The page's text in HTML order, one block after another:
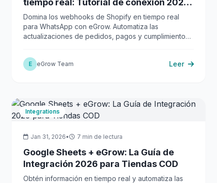
tiempo real: Tutorial de conexión 2026
para operaciones D2C
Domina los webhooks de Shopify en tiempo real
para WhatsApp con eGrow. Automatiza las
actualizaciones de pedidos, pagos y cumplimiento
E eGrow Team Leer
Integrations
Jan 31, 2026• 7 min de lectura
Google Sheets + eGrow: La Guía de
Integración 2026 para Tiendas COD
Obtén información en tiempo real y automatiza las